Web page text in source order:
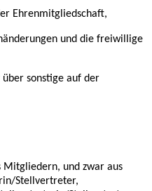
Ehrenmitgliedschaft,
und die freiwillige
über sonstige auf der
Mitgliedern, und zwar aus
Stellvertreter,